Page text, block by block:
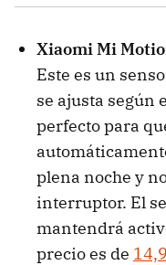
Xiaomi Mi
Este es un
se ajusta según
perfecto para
plena noche y
interruptor. El
mantendrá
precio es de